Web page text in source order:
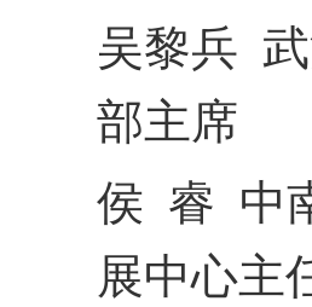
吴黎兵
部主席
侯 睿 中
展中心主